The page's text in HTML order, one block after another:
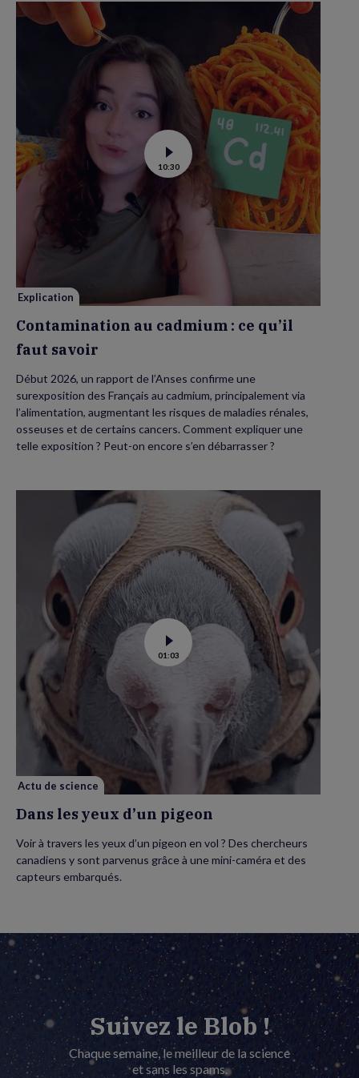
Voir
la
vidéo
Contamination
au
cadmium :
ce
savoir
10:30
Explication
Contamination au cadmium : ce qu’il
faut savoir
Début 2026, un rapport de l’Anses confirme une
surexposition des Français au cadmium, principalement via
l’alimentation, augmentant les risques de maladies rénales,
osseuses et de certains cancers. Comment expliquer une
telle exposition ? Peut-on encore s’en débarrasser ?
Voir
la
vidéo
01:03
Actu de science
Dans les yeux d’un pigeon
Voir à travers les yeux d’un pigeon en vol ? Des chercheurs
canadiens y sont parvenus grâce à une mini-caméra et des
capteurs embarqués.
Suivez le Blob !
Chaque semaine, le meilleur de la science
et sans les spams.